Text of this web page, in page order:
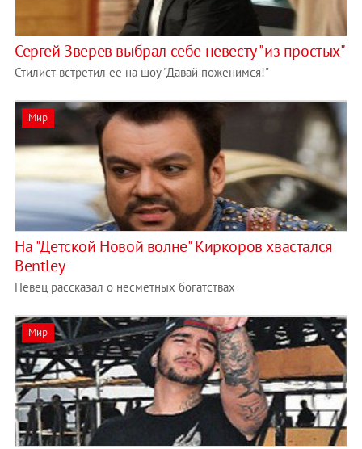
Сергей Зверев выбрал себе невесту "из простых"
Стилист встретил ее на шоу "Давай поженимся!"
Мир
На "Детской Новой волне" Киркоров хвастался
Bentley
Певец рассказал о несметных богатствах
Мир